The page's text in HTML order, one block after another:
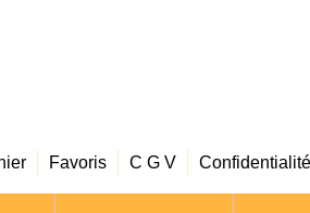
Favoris C G V